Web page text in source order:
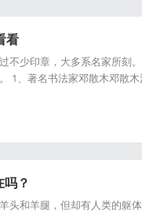
看
不少印章，大多系名家所刻
1、著名书法家邓散木邓散
？
头和羊腿，但却有人类的躯